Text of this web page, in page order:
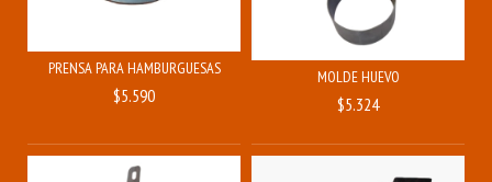
PRENSA PARA HAMBURGUESAS
$5.590
MOLDE HUEVO
$5.324